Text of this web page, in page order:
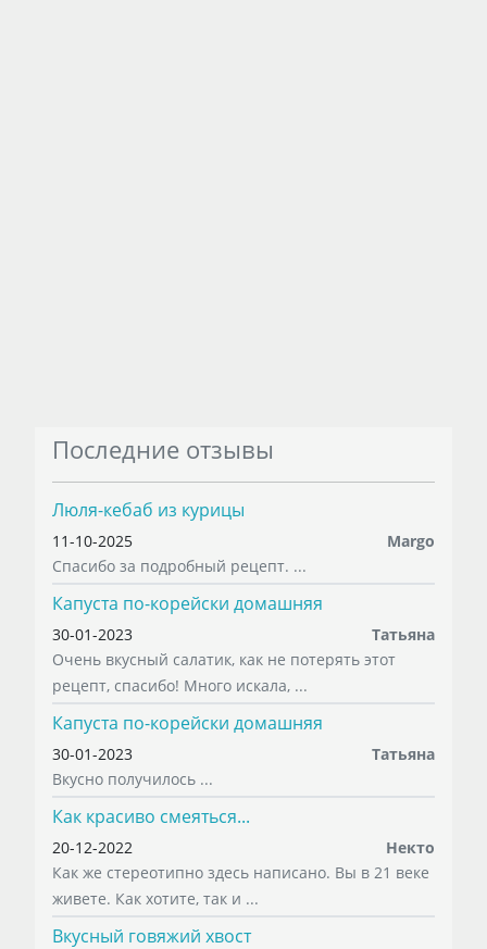
Последние отзывы
Люля-кебаб из курицы
11-10-2025
Margo
Спасибо за подробный рецепт. ...
Капуста по-корейски домашняя
30-01-2023
Татьяна
Очень вкусный салатик, как не потерять этот
рецепт, спасибо! Много искала, ...
Капуста по-корейски домашняя
30-01-2023
Татьяна
Вкусно получилось ...
Как красиво смеяться...
20-12-2022
Некто
Как же стереотипно здесь написано. Вы в 21 веке
живете. Как хотите, так и ...
Вкусный говяжий хвост